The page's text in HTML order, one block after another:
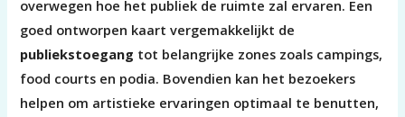
overwegen hoe het publiek de ruimte zal ervaren. Een
goed ontworpen kaart vergemakkelijkt de
publiekstoegang tot belangrijke zones zoals campings,
food courts en podia. Bovendien kan het bezoekers
helpen om artistieke ervaringen optimaal te benutten,